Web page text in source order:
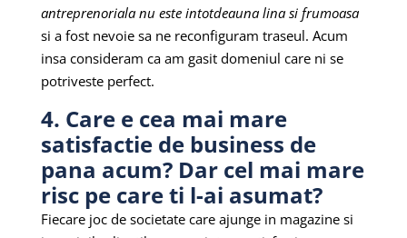
antreprenoriala nu este intotdeauna lina si frumoasa
si a fost nevoie sa ne reconfiguram traseul. Acum
insa consideram ca am gasit domeniul care ni se
potriveste perfect.
4. Care e cea mai mare
satisfactie de business de
pana acum? Dar cel mai mare
risc pe care ti l-ai asumat?
Fiecare joc de societate care ajunge in magazine si